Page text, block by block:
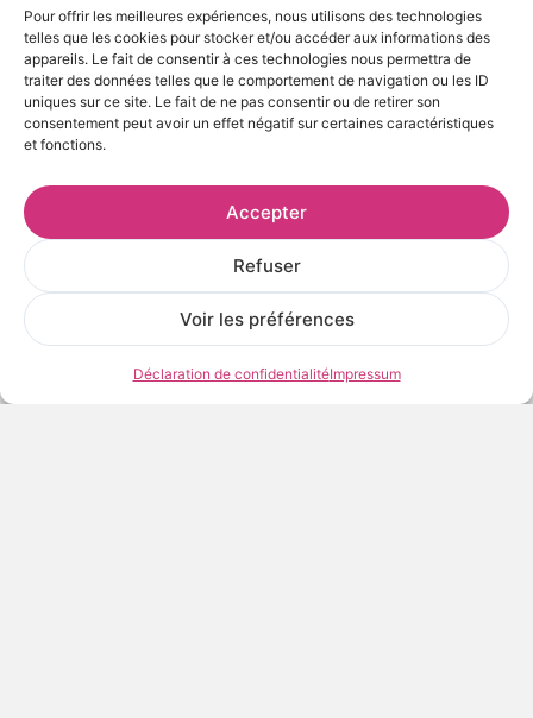
Pour offrir les meilleures expériences, nous utilisons des technologies
telles que les cookies pour stocker et/ou accéder aux informations des
appareils. Le fait de consentir à ces technologies nous permettra de
traiter des données telles que le comportement de navigation ou les ID
uniques sur ce site. Le fait de ne pas consentir ou de retirer son
consentement peut avoir un effet négatif sur certaines caractéristiques
et fonctions.
Accepter
Refuser
Voir les préférences
Déclaration de confidentialitéImpressum